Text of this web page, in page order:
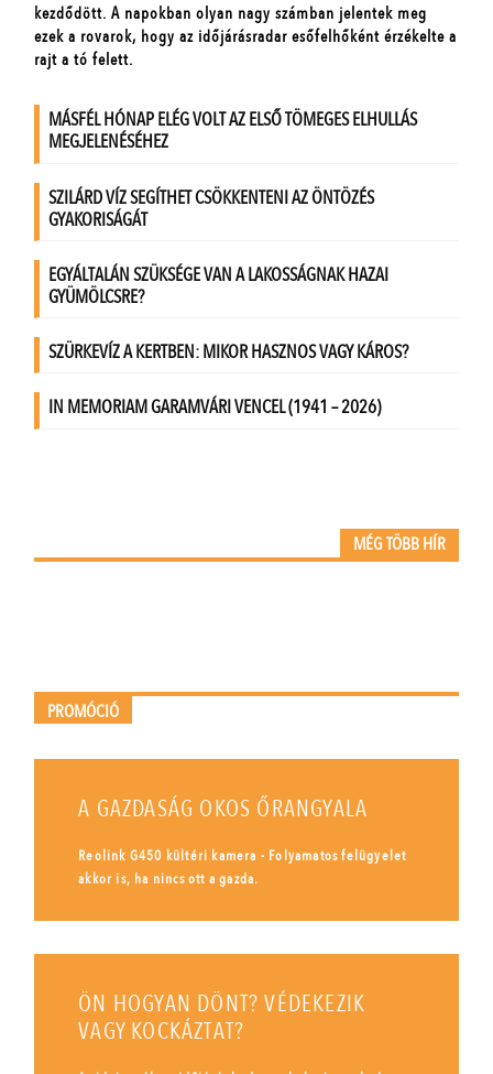
MÉG TÖBB HÍR
PROMÓCIÓ
A GAZDASÁG OKOS ŐRANGYALA
Reolink G450 kültéri kamera - Folyamatos felügyelet
akkor is, ha nincs ott a gazda.
ÖN HOGYAN DÖNT? VÉDEKEZIK
VAGY KOCKÁZTAT?